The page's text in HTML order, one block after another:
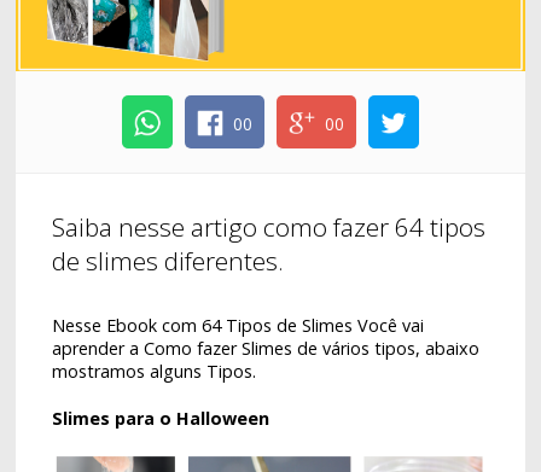
00 00
Saiba nesse artigo como fazer 64 tipos
de slimes diferentes.
Nesse Ebook com 64 Tipos de Slimes Você vai
aprender a Como fazer Slimes de vários tipos, abaixo
mostramos alguns Tipos.
Slimes para o Halloween